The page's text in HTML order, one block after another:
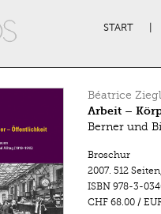
START
Béatrice
Arbeit –
Berner und
Broschur
2007. 512 Seiten,
ISBN 978-3-
CHF 68.00/